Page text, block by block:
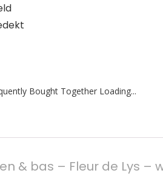
Bought Together Loading...
& bas – Fleur de Lys –